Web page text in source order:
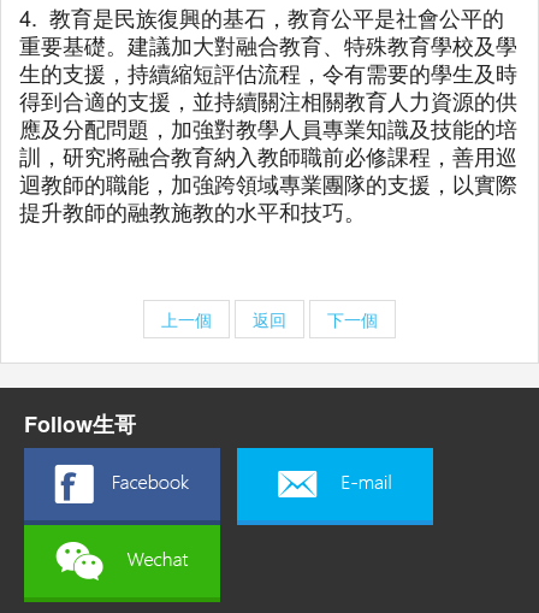
4. 教育是民族復興的基石，教育公平是社會公平的
重要基礎。建議加大對融合教育、特殊教育學校及學
生的支援，持續縮短評估流程，令有需要的學生及時
得到合適的支援，並持續關注相關教育人力資源的供
應及分配問題，加強對教學人員專業知識及技能的培
訓，研究將融合教育納入教師職前必修課程，善用巡
迴教師的職能，加強跨領域專業團隊的支援，以實際
提升教師的融教施教的水平和技巧。
上一個 返回 下一個
Follow生哥